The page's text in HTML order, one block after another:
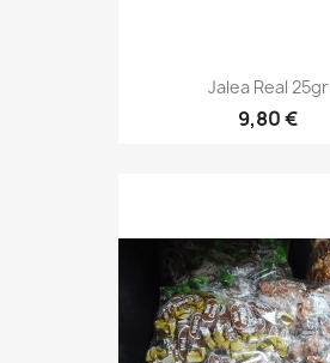
Jalea Real 25gr
9,80 €